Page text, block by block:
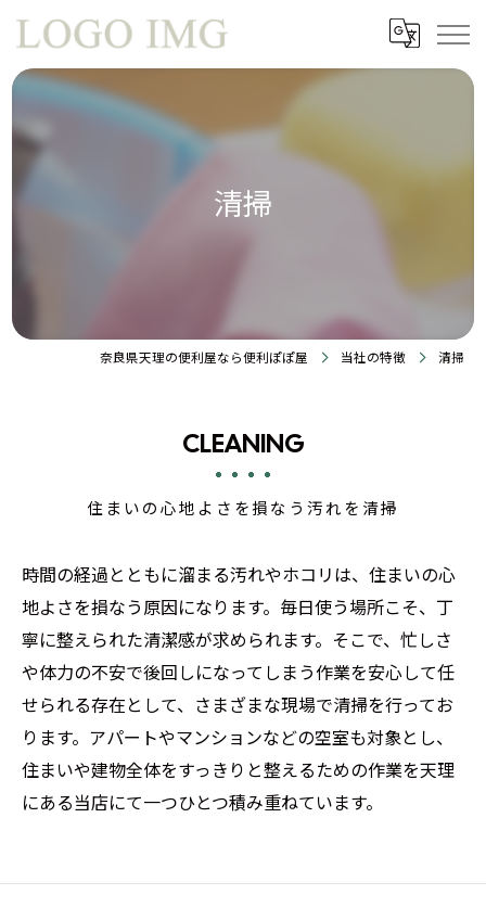
清掃
奈良県天理の便利屋なら便利ぽぽ屋 当社の特徴 清掃
住まいの心地よさを損なう汚れを清掃
CLEANING
時間の経過とともに溜まる汚れやホコリは、住まいの心
地よさを損なう原因になります。毎日使う場所こそ、丁
寧に整えられた清潔感が求められます。そこで、忙しさ
や体力の不安で後回しになってしまう作業を安心して任
せられる存在として、さまざまな現場で清掃を行ってお
ります。アパートやマンションなどの空室も対象とし、
住まいや建物全体をすっきりと整えるための作業を天理
にある当店にて一つひとつ積み重ねています。